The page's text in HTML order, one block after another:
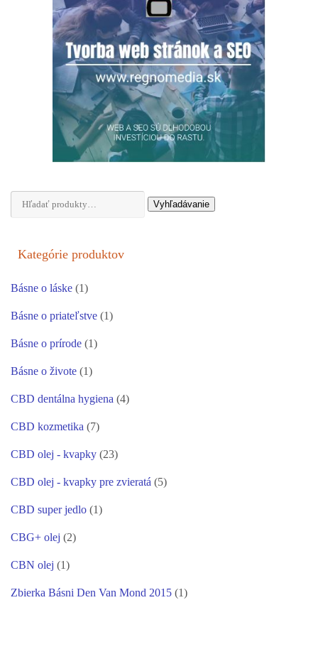
Hľadať: Vyhľadávanie
Kategórie produktov
Básne o láske (1)
Básne o priateľstve (1)
Básne o prírode (1)
Básne o živote (1)
CBD dentálna hygiena (4)
CBD kozmetika (7)
CBD olej - kvapky (23)
CBD olej - kvapky pre zvieratá (5)
CBD super jedlo (1)
CBG+ olej (2)
CBN olej (1)
Zbierka Básni Den Van Mond 2015 (1)